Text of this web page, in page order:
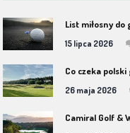
List miłosny do
15 lipca 2026
26 maja 2026
Camiral Golf &